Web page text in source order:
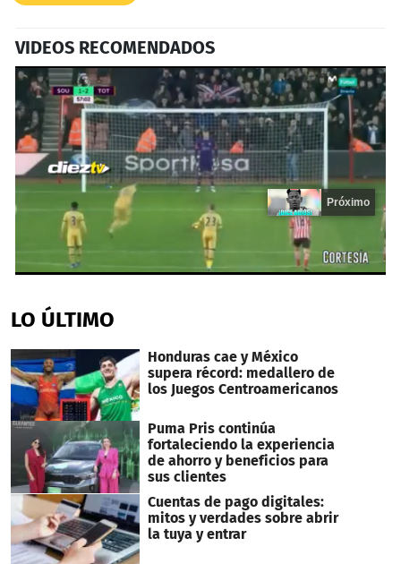
VIDEOS RECOMENDADOS
of
16
Próximo
LO ÚLTIMO
Honduras cae y México
supera récord: medallero de
los Juegos Centroamericanos
Puma Pris continúa
fortaleciendo la experiencia
de ahorro y beneficios para
sus clientes
Cuentas de pago digitales:
mitos y verdades sobre abrir
la tuya y entrar